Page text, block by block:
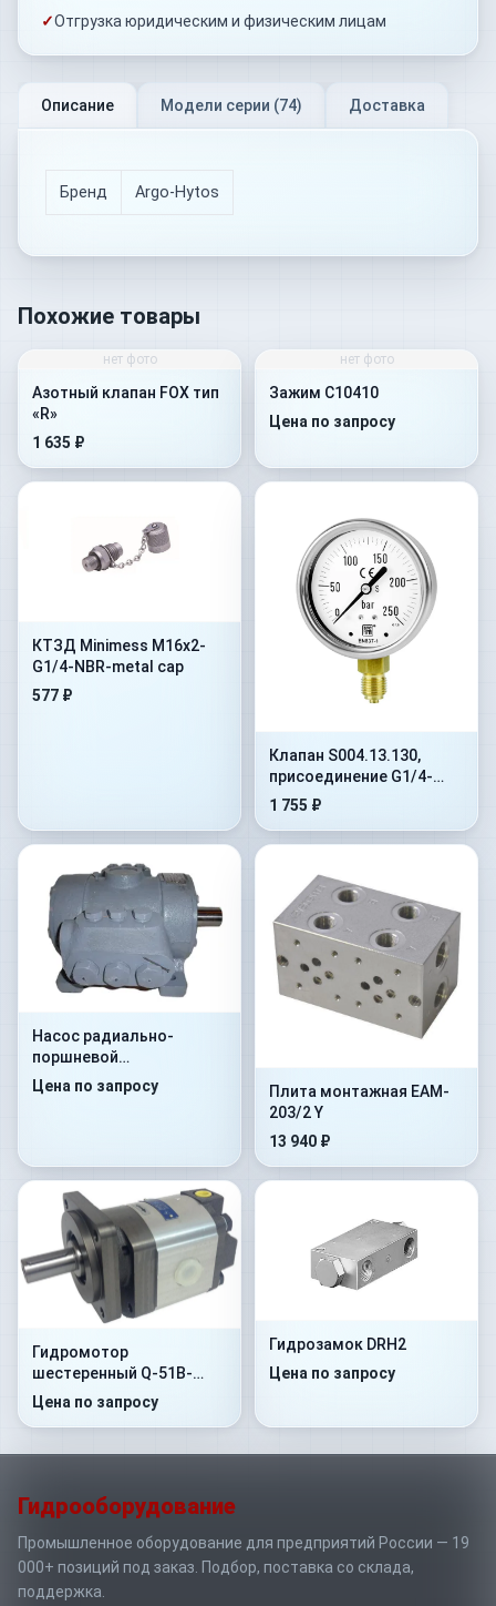
✓Отгрузка юридическим и физическим лицам
Описание Модели серии (74) Доставка
Бренд Argo-Hytos
Похожие товары
нет фото
Азотный клапан FOX тип
«R»
1 635 ₽
нет фото
Зажим C10410
Цена по запросу
КТЗД Minimess M16x2-
G1/4-NBR-metal cap
577 ₽
Клапан S004.13.130,
присоединение G1/4-
G1/4, наружная
1 755 ₽
Насос радиально-
поршневой
нерегулируемый Н400У
Цена по запросу
Плита монтажная EAM-
203/2 Y
13 940 ₽
Гидромотор
шестеренный Q-51B-
B1D4-SS08S08-V.033
Цена по запросу
Гидрозамок DRH2
Цена по запросу
Гидрооборудование
Промышленное оборудование для предприятий России — 19
000+ позиций под заказ. Подбор, поставка со склада,
поддержка.